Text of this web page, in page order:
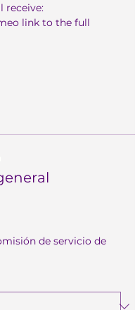
receive:
de servicio de